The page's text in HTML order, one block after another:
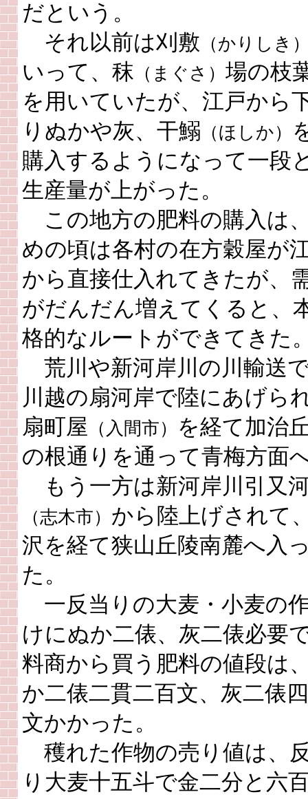
だという。
それ以前は刈敷 （かりしき
いって、秣 （まぐさ） 場の枝
を用いていたが、江戸から
りぬかや灰、干鰯 （ほしか）
購入するようになって一段
生産量が上がった。
この地方の肥料の購入は
めの頃は各村の在方穀屋が
から直接仕入れてきたが、
がだんだん増えてくると、
格的なルートができてきた
荒川や新河岸川の川輸送
川越の扇河岸で陸にあげら
扇町屋
（入間市）
を経て加治
の根通りを通って青梅方面
もう一方は新河岸川引又
（志木市） から陸上げされて
沢を経て狭山丘陵南麓へ入
た。
一反当りの大麦・小麦の
けにぬか二俵、灰二俵必要
料商から買う肥料の値段は
か二俵二貫二百文、灰二俵
文かかった。
穫れた作物の売り値は、
り大麦十五斗で金二分と六